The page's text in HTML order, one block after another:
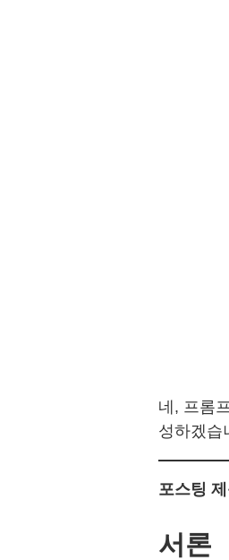
네, 프롬
성하겠습
포스팅
서론